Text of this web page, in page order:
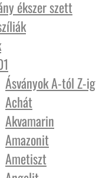
ékszer szett
Ásványok A-tól Z-ig
Achát
Akvamarin
Amazonit
Ametiszt